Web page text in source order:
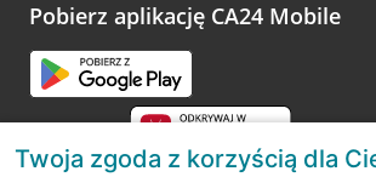
Pobierz aplikację CA24 Mobile
Twoja zgoda z korzyścią dla